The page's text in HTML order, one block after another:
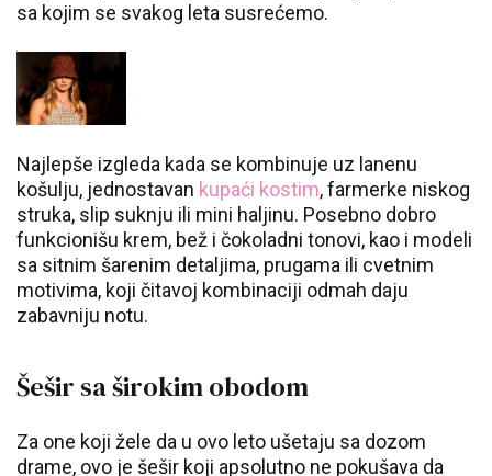
sa kojim se svakog leta susrećemo.
Najlepše izgleda kada se kombinuje uz lanenu
košulju, jednostavan kupaći kostim, farmerke niskog
struka, slip suknju ili mini haljinu. Posebno dobro
funkcionišu krem, bež i čokoladni tonovi, kao i modeli
sa sitnim šarenim detaljima, prugama ili cvetnim
motivima, koji čitavoj kombinaciji odmah daju
zabavniju notu.
Šešir sa širokim obodom
Za one koji žele da u ovo leto ušetaju sa dozom
drame, ovo je šešir koji apsolutno ne pokušava da